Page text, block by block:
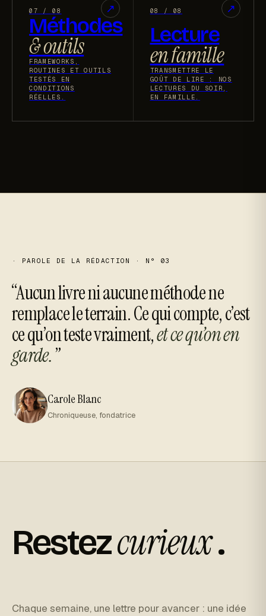
07 / 08 ↗︎
Méthodes
& outils
FRAMEWORKS,
ROUTINES ET OUTILS
TESTÉS EN
CONDITIONS
RÉELLES.
08 / 08 ↗︎
Lecture
en famille
TRANSMETTRE LE
GOÛT DE LIRE : NOS
LECTURES DU SOIR,
EN FAMILLE.
· PAROLE DE LA RÉDACTION · N° 03
“Aucun livre ni aucune méthode ne
remplace le terrain. Ce qui compte, c’est
ce qu’on teste vraiment,et ce qu’on en
garde.”
Carole Blanc
Chroniqueuse, fondatrice
Restezcurieux.
Chaque semaine, une lettre pour avancer : une idée